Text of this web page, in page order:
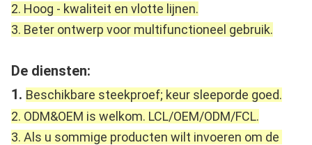
2. Hoog - kwaliteit en vlotte lijnen.
3. Beter ontwerp voor multifunctioneel gebruik.
De diensten:
1. Beschikbare steekproef; keur sleeporde goed.
2. ODM&OEM is welkom. LCL/OEM/ODM/FCL.
3. Als u sommige producten wilt invoeren om de